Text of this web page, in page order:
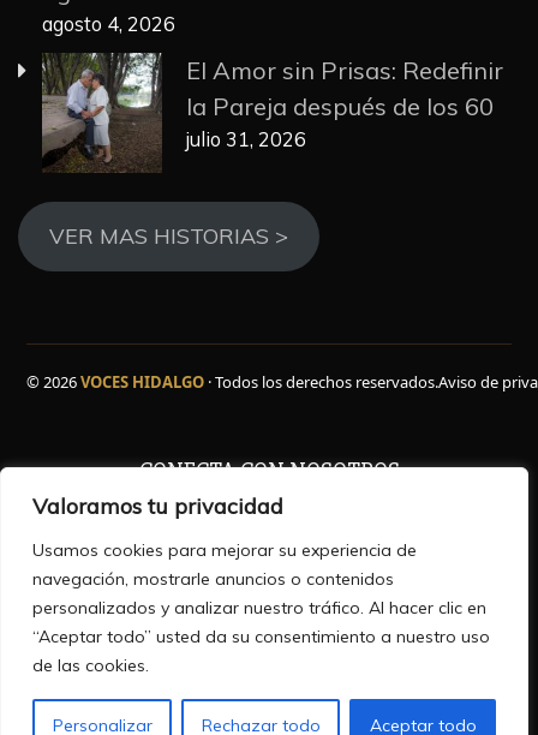
Valoramos tu privacidad
Usamos cookies para mejorar su experiencia de
navegación, mostrarle anuncios o contenidos
personalizados y analizar nuestro tráfico. Al hacer clic en
“Aceptar todo” usted da su consentimiento a nuestro uso
de las cookies.
Personalizar Rechazar todo Aceptar todo
agosto 4, 2026
El Amor sin Prisas: Redefinir
la Pareja después de los 60
julio 31, 2026
VER MAS HISTORIAS >
© 2026VOCES HIDALGO · Todos los derechos reservados.Aviso de
CONECTA CON NOSOTROS
Facebook
WhatsApp
Instagram
YouTube
TikTok
X
HISTORIAS QUE INFORMAN ,VOCES QUE INSPIRAN